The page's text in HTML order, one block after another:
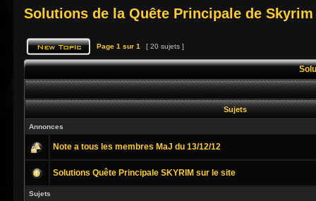
Solutions de la Quête Principale de Skyrim
Page 1 sur 1 [ 20 sujets ]
Sujets
Annonces
Note a tous les membres MaJ du 13/12/12
Solutions Quête Principale SKYRIM sur le site
Sujets